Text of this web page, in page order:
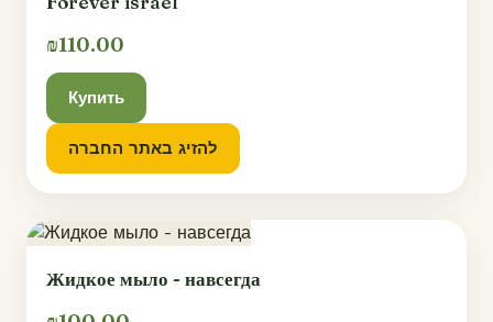
₪110.00
Купить
להזיג באתר החברה
Жидкое мыло - навсегда